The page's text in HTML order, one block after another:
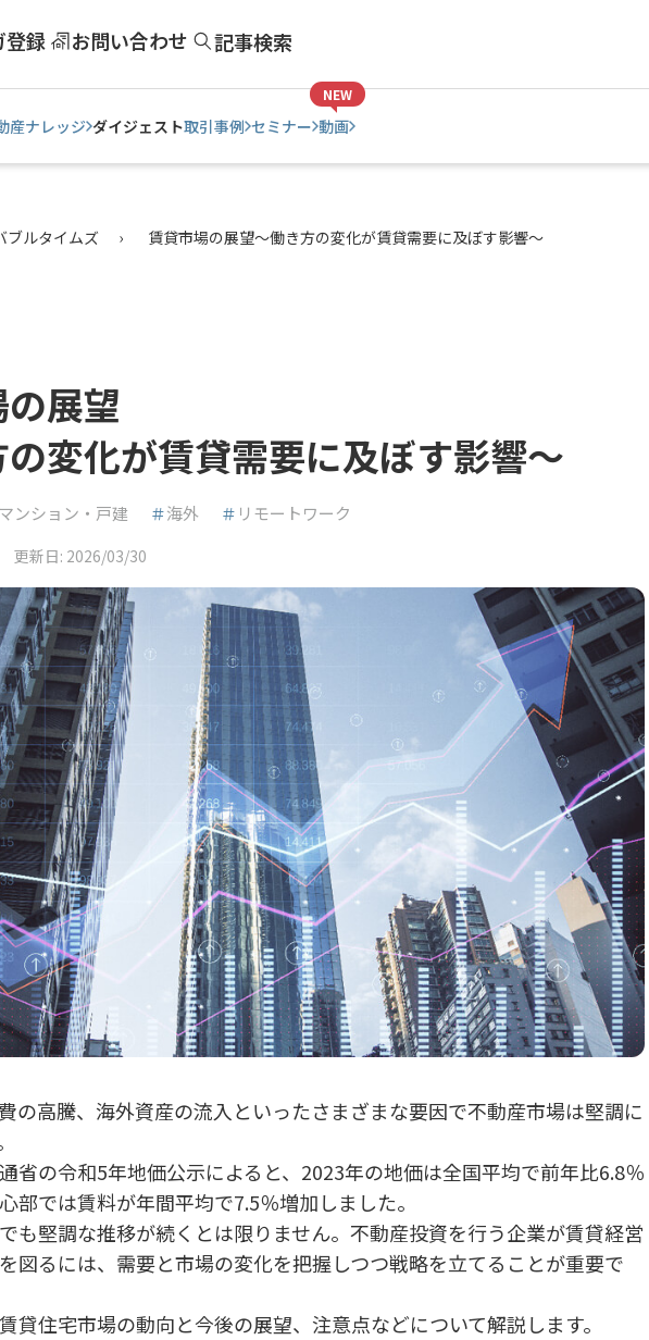
登録 お問い合わせ 記事検索
産ナレッジ ダイジェスト取引事例 セミナー 動画
NEW
ブルタイムズ 賃貸市場の展望～働き方の変化が賃貸需要に及ぼす影響～
展望
変化が賃貸需要に及ぼす影響～
マンション・戸建 ＃海外 ＃ リモートワーク
更新日: 2026/03/30
の高騰、海外資産の流入といったさまざまな要因で不動産市場は堅調に
省の令和5年地価公示によると、2023年の地価は全国平均で前年比6.8％
部では賃料が年間平均で7.5％増加しました。
も堅調な推移が続くとは限りません。不動産投資を行う企業が賃貸経営
図るには、需要と市場の変化を把握しつつ戦略を立てることが重要で
貸住宅市場の動向と今後の展望、注意点などについて解説します。